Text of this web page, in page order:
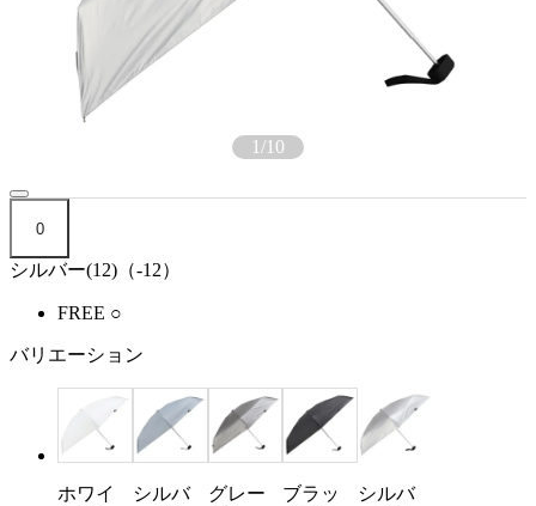
1/10
0
シルバー(12)（-12）
FREE ○
バリエーション
ホワイ
シルバ
グレー
ブラッ
シルバ